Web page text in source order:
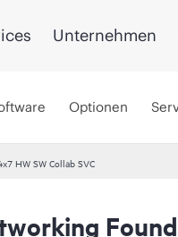
Unternehmen
Optionen
HW SW Collab SVC